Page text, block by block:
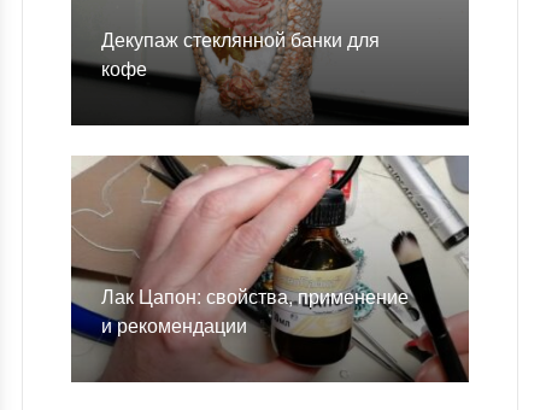
Декупаж стеклянной банки для
кофе
Лак Цапон: свойства, применение
и рекомендации